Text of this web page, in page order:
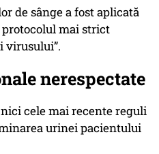
de sânge a fost aplicată
mai strict
virusului”.
nerespectate
cele mai recente reguli
urinei pacientului